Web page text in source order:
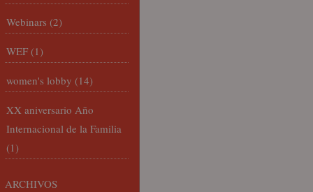
Webinars (2)
WEF (1)
women's lobby (14)
XX aniversario Año
Internacional de la Familia
(1)
ARCHIVOS